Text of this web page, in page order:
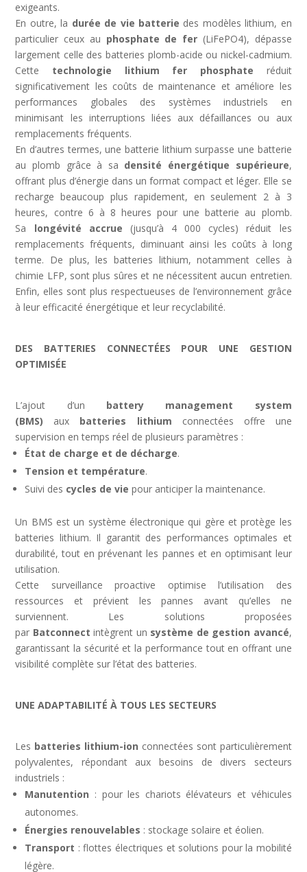
exigeants.
En outre, la durée de vie batterie des modèles lithium, en
particulier ceux au phosphate de fer (LiFePO4), dépasse
largement celle des batteries plomb-acide ou nickel-cadmium.
Cette technologie lithium fer phosphate réduit
significativement les coûts de maintenance et améliore les
performances globales des systèmes industriels en
minimisant les interruptions liées aux défaillances ou aux
remplacements fréquents.
En d’autres termes, une batterie lithium surpasse une batterie
au plomb grâce à sa densité énergétique supérieure,
offrant plus d’énergie dans un format compact et léger. Elle se
recharge beaucoup plus rapidement, en seulement 2 à 3
heures, contre 6 à 8 heures pour une batterie au plomb.
Sa longévité accrue (jusqu’à 4 000 cycles) réduit les
remplacements fréquents, diminuant ainsi les coûts à long
terme. De plus, les batteries lithium, notamment celles à
chimie LFP, sont plus sûres et ne nécessitent aucun entretien.
Enfin, elles sont plus respectueuses de l’environnement grâce
à leur efficacité énergétique et leur recyclabilité.
DES BATTERIES CONNECTÉES POUR UNE GESTION
OPTIMISÉE
L’ajout d’un battery management system
(BMS) aux batteries lithium connectées offre une
supervision en temps réel de plusieurs paramètres :
État de charge et de décharge.
Tension et température.
Suivi des cycles de vie pour anticiper la maintenance.
Un BMS est un système électronique qui gère et protège les
batteries lithium. Il garantit des performances optimales et
durabilité, tout en prévenant les pannes et en optimisant leur
utilisation.
Cette surveillance proactive optimise l’utilisation des
ressources et prévient les pannes avant qu’elles ne
surviennent. Les solutions proposées
par Batconnect intègrent un système de gestion avancé,
garantissant la sécurité et la performance tout en offrant une
visibilité complète sur l’état des batteries.
UNE ADAPTABILITÉ À TOUS LES SECTEURS
Les batteries lithium-ion connectées sont particulièrement
polyvalentes, répondant aux besoins de divers secteurs
industriels :
Manutention : pour les chariots élévateurs et véhicules
autonomes.
Énergies renouvelables : stockage solaire et éolien.
Transport : flottes électriques et solutions pour la mobilité
légère.